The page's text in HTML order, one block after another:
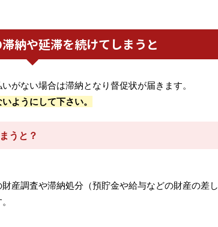
納や延滞を続けてしまうと
がない場合は滞納となり督促状が届きます。
ようにして下さい。
うと？
産調査や滞納処分（預貯金や給与などの財産の差し